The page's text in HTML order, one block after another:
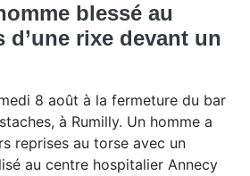
blessé au
rixe devant un
8 août à la fermeture du bar
à Rumilly. Un homme a
reprises au torse avec un
au centre hospitalier Annecy